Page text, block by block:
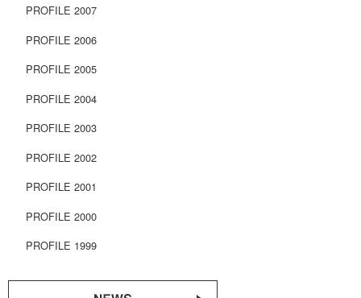
PROFILE 2007
PROFILE 2006
PROFILE 2005
PROFILE 2004
PROFILE 2003
PROFILE 2002
PROFILE 2001
PROFILE 2000
PROFILE 1999